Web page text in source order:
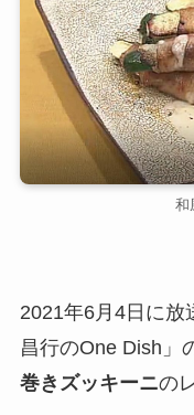
和
2021年6月4日に放
昌行のOne Dish」
巻きズッキーニの